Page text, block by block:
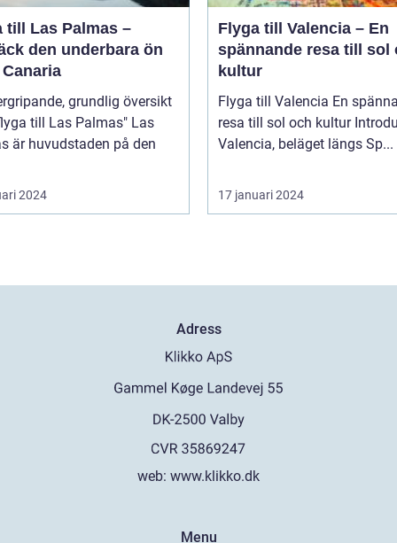
till Las Palmas –
den underbara ön
grundlig översikt
till Las Palmas" Las
är huvudstaden på den
2024
Flyga till Valencia – En
spännande resa till sol
kultur
Flyga till Valencia En spännande
resa till sol och kultur Introduktion
Valencia, beläget längs Sp...
17 januari 2024
Adress
web: www.klikko.dk
Menu